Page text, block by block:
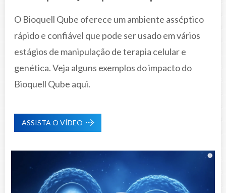
O Bioquell Qube oferece um ambiente asséptico
rápido e confiável que pode ser usado em vários
estágios de manipulação de terapia celular e
genética. Veja alguns exemplos do impacto do
Bioquell Qube aqui.
ASSISTA O VÍDEO